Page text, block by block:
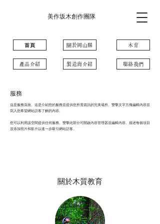
美作坂木創作團隊
⾸⾴
產品介紹
關於岡⼭縣
製造商介紹
木育
聯絡我們
服務
這是服務頁面。這是介紹您的服務並提供您所需資訊的完美場所。雙擊文字方塊編輯內容並
寫入您希望網站訪客了解的內容。
您可以利用該空間提供任何服務。雙擊此部分可開啟內容管理器並編輯內容。描述每個項目
並添加照片和影片以進一步吸引網站訪客。
關於木質教育